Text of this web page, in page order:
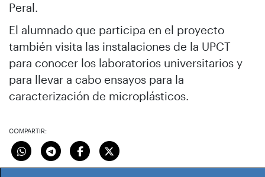
Peral.
El alumnado que participa en el proyecto
también visita las instalaciones de la UPCT
para conocer los laboratorios universitarios y
para llevar a cabo ensayos para la
caracterización de microplásticos.
COMPARTIR: